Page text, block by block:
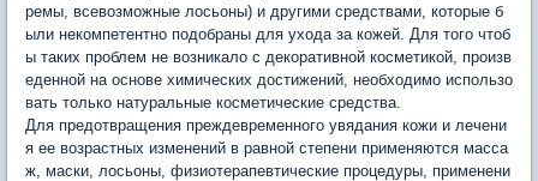
ремы, всевозможные лосьоны) и другими средствами, которые б
ыли некомпетентно подобраны для ухода за кожей. Для того чтоб
ы таких проблем не возникало с декоративной косметикой, произв
еденной на основе химических достижений, необходимо использо
вать только натуральные косметические средства.
Для предотвращения преждевременного увядания кожи и лечени
я ее возрастных изменений в равной степени применяются масса
ж, маски, лосьоны, физиотерапевтические процедуры, применени